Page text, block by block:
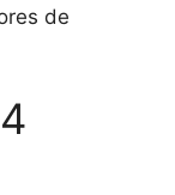
de